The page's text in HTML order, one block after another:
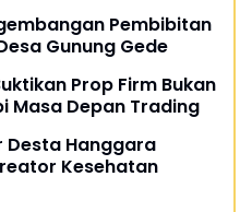
Pembibitan
Gunung Gede
Prop Firm Bukan
Masa Depan Trading
Desta Hanggara
Kesehatan